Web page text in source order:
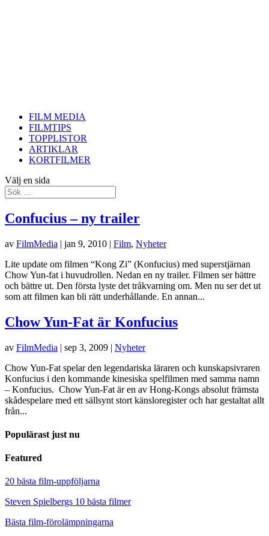
FILM MEDIA
FILMTIPS
TOPPLISTOR
ARTIKLAR
KORTFILMER
Välj en sida
Confucius – ny trailer
av FilmMedia | jan 9, 2010 | Film, Nyheter
Lite update om filmen “Kong Zi” (Konfucius) med superstjärnan
Chow Yun-fat i huvudrollen. Nedan en ny trailer. Filmen ser bättre
och bättre ut. Den första lyste det tråkvarning om. Men nu ser det ut
som att filmen kan bli rätt underhållande. En annan...
Chow Yun-Fat är Konfucius
av FilmMedia | sep 3, 2009 | Nyheter
Chow Yun-Fat spelar den legendariska läraren och kunskapsivraren
Konfucius i den kommande kinesiska spelfilmen med samma namn
– Konfucius. Chow Yun-Fat är en av Hong-Kongs absolut främsta
skådespelare med ett sällsynt stort känsloregister och har gestaltat allt
från...
Populärast just nu
Featured
20 bästa film-uppföljarna
Steven Spielbergs 10 bästa filmer
Bästa film-förolämpningarna